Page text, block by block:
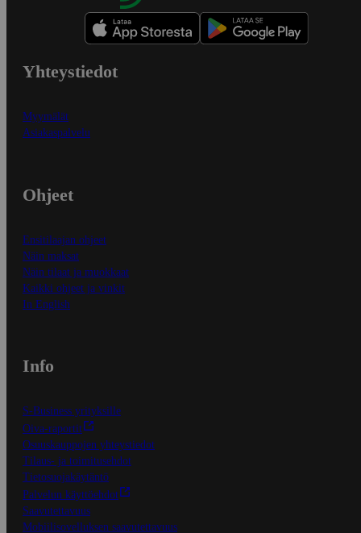
Yhteystiedot
Myymälät
Asiakaspalvelu
Ohjeet
Ensitilaajan ohjeet
Näin maksat
Näin tilaat ja muokkaat
Kaikki ohjeet ja vinkit
In English
Info
S-Business yrityksille
Oiva-raportit
Osuuskauppojen yhteystiedot
Tilaus- ja toimitusehdot
Tietosuojakäytäntö
Palvelun käyttöehdot
Saavutettavuus
Mobiilisovelluksen saavutettavuus